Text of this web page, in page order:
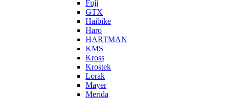
Fuji
GTX
Haibike
Haro
HARTMAN
KMS
Kross
Krostek
Lorak
Mayer
Merida